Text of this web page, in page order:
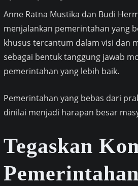
Anne Ratna Mustika dan Budi
menjalankan pemerintahan yang
khusus tercantum dalam visi dan
sebagai bentuk tanggung jawab
pemerintahan yang lebih baik.
Pemerintahan yang bebas dari
dinilai menjadi harapan besar
Tegaskan